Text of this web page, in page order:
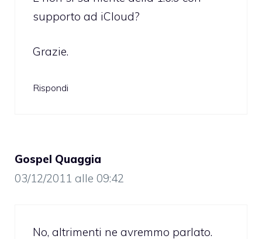
supporto ad iCloud?
Grazie.
Rispondi
Gospel Quaggia
03/12/2011 alle 09:42
No, altrimenti ne avremmo parlato.